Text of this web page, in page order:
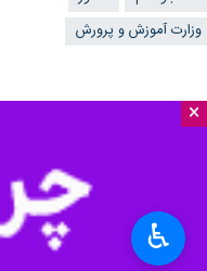
×
وزارت آموزش و پرورش
♿︎